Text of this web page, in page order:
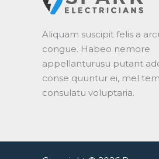
Aliquam suscipit felis a
congue. Habeo nemore
appellanturusu putant
conse quuntur ei, mel
consulatu voluptaria.